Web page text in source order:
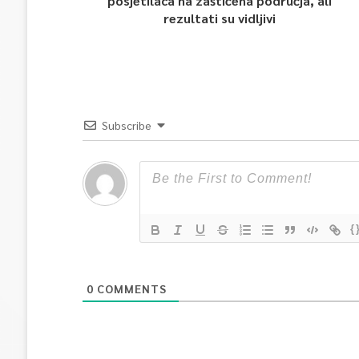
rezultati su vidljivi
Subscribe
0 COMMENTS